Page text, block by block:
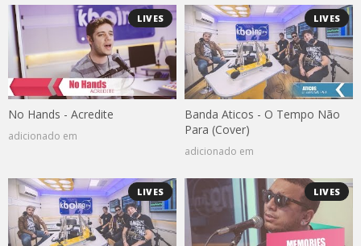
LIVES
No Hands - Acredite
adicionado em
LIVES
Banda Aticos - O Tempo Não
Para (Cover)
adicionado em
LIVES LIVES